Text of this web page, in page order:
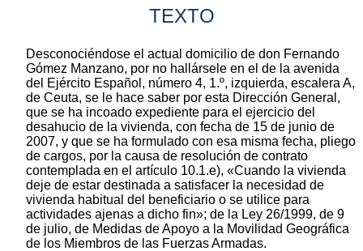
TEXTO
Desconociéndose el actual domicilio de don Fernando
Gómez Manzano, por no hallársele en el de la avenida
del Ejército Español, número 4, 1.º, izquierda, escalera A,
de Ceuta, se le hace saber por esta Dirección General,
que se ha incoado expediente para el ejercicio del
desahucio de la vivienda, con fecha de 15 de junio de
2007, y que se ha formulado con esa misma fecha, pliego
de cargos, por la causa de resolución de contrato
contemplada en el artículo 10.1.e), «Cuando la vivienda
deje de estar destinada a satisfacer la necesidad de
vivienda habitual del beneficiario o se utilice para
actividades ajenas a dicho fin»; de la Ley 26/1999, de 9
de julio, de Medidas de Apoyo a la Movilidad Geográfica
de los Miembros de las Fuerzas Armadas.